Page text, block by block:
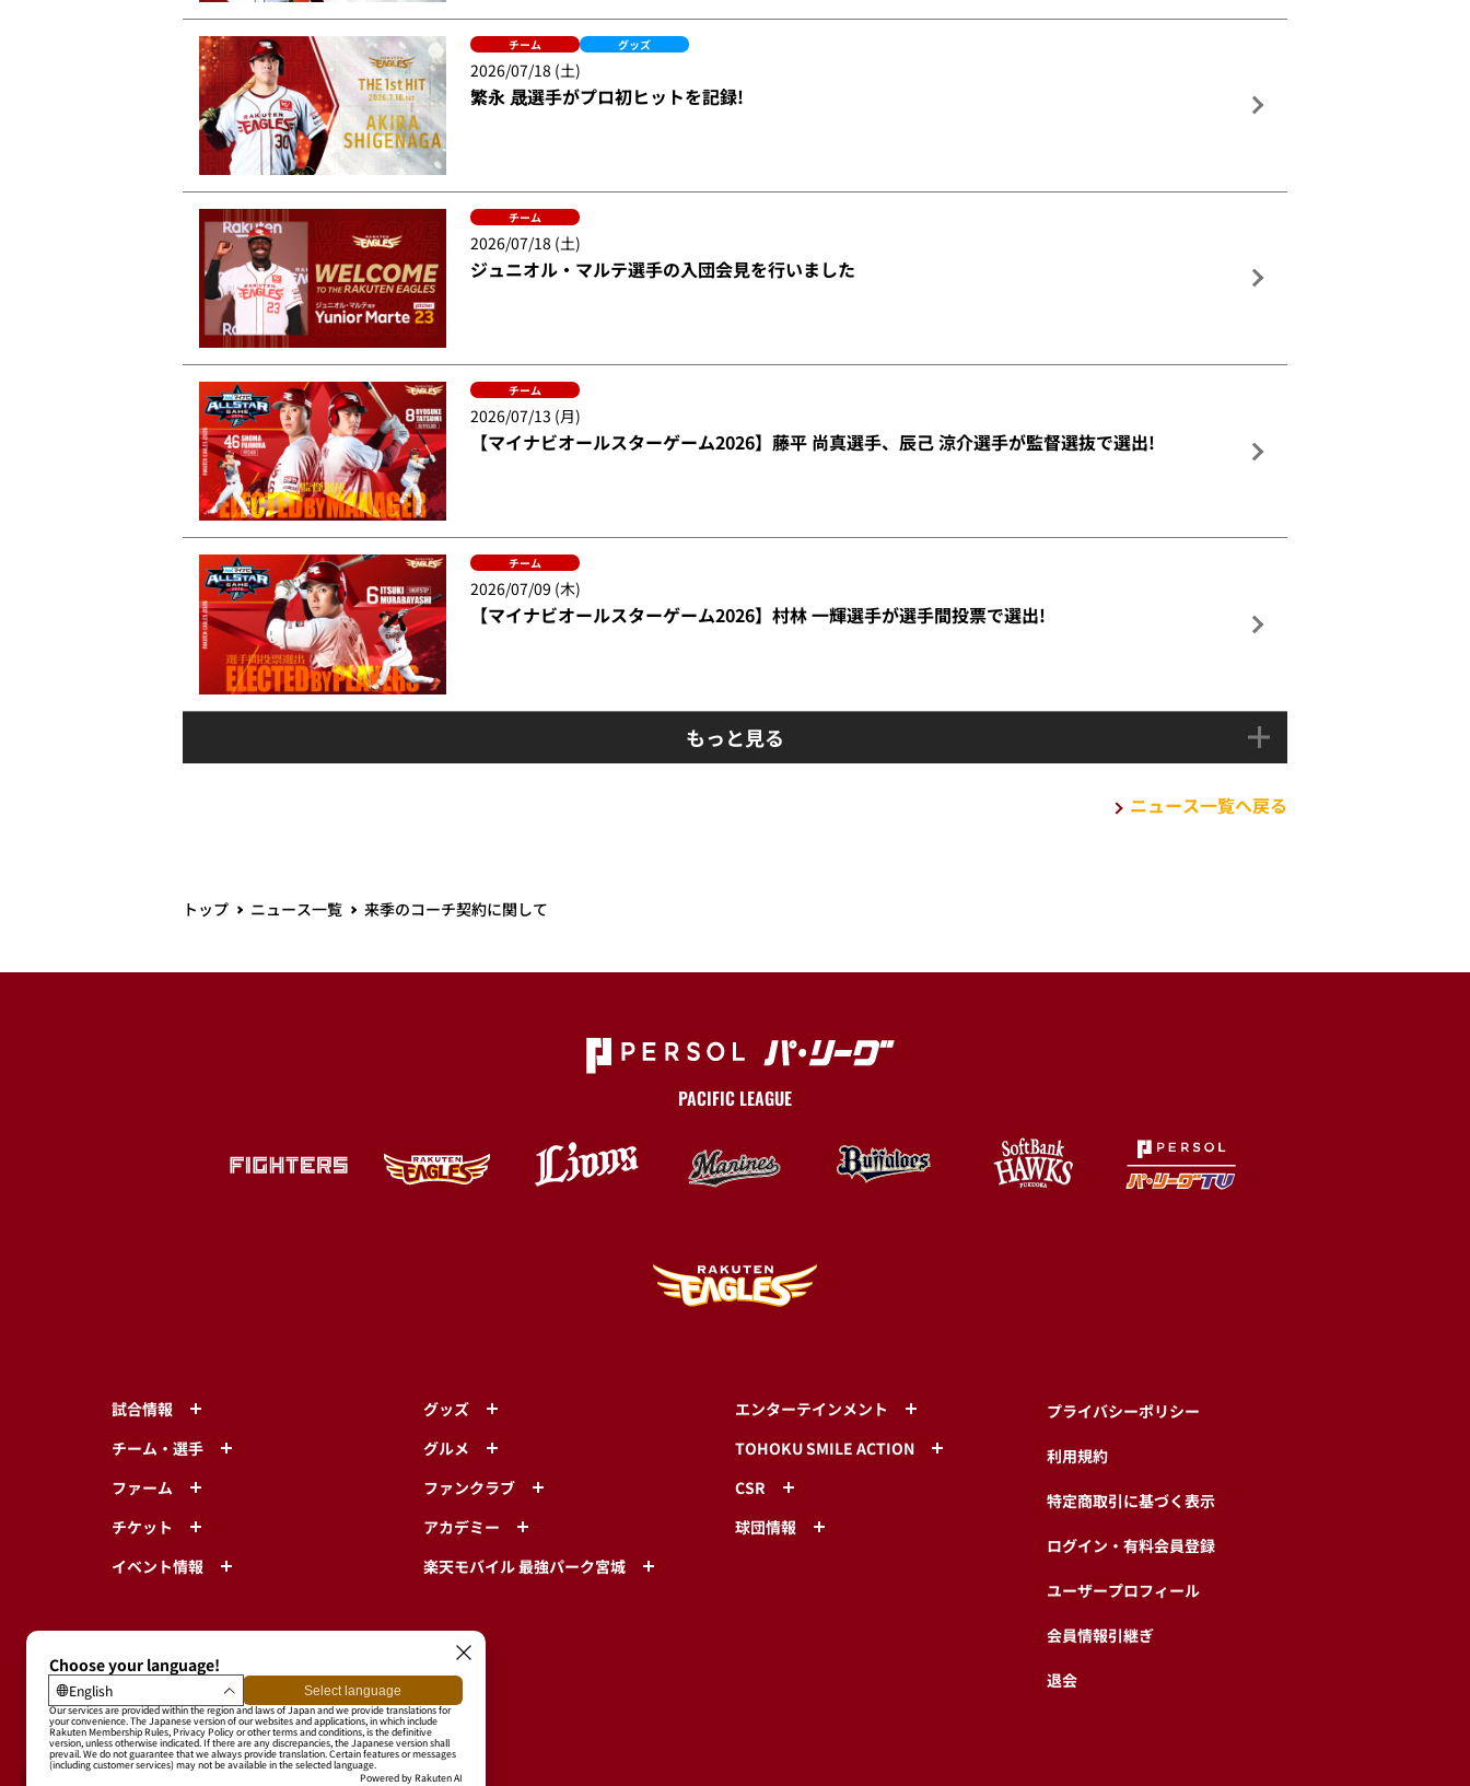
チーム グッズ
2026/07/18 (土)
繁永 晟選手がプロ初ヒットを記録!
チーム
2026/07/18 (土)
ジュニオル・マルテ選手の入団会見を行いました
チーム
2026/07/13 (月)
【マイナビオールスターゲーム2026】藤平 尚真選手、辰己 涼介選手が監督選抜で選出!
チーム
2026/07/09 (木)
【マイナビオールスターゲーム2026】村林 一輝選手が選手間投票で選出!
もっと見る
ニュース一覧へ戻る
トップ ニュース一覧 来季のコーチ契約に関して
PACIFIC LEAGUE
試合情報
チーム・選手
ファーム
チケット
イベント情報
グッズ
グルメ
ファンクラブ
アカデミー
楽天モバイル 最強パーク宮城
エンターテインメント
TOHOKU SMILE ACTION
CSR
球団情報
プライバシーポリシー
利用規約
特定商取引に基づく表示
ログイン・有料会員登録
ユーザープロフィール
会員情報引継ぎ
退会